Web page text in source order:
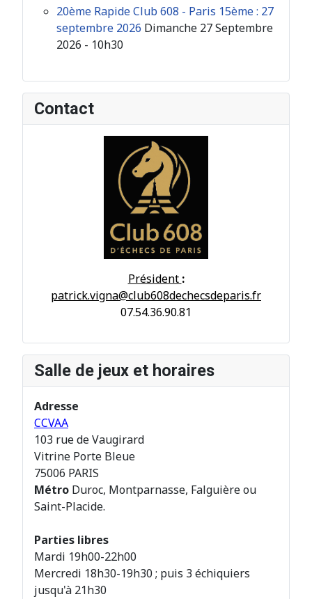
20ème Rapide Club 608 - Paris 15ème : 27
septembre 2026 Dimanche 27 Septembre
2026 - 10h30
Contact
Président :
patrick.vigna@club608dechecsdeparis.fr
07.54.36.90.81
Salle de jeux et horaires
Adresse
CCVAA
103 rue de Vaugirard
Vitrine Porte Bleue
75006 PARIS
Métro Duroc, Montparnasse, Falguière ou
Saint-Placide.
Parties libres
Mardi 19h00-22h00
Mercredi 18h30-19h30 ; puis 3 échiquiers
jusqu'à 21h30